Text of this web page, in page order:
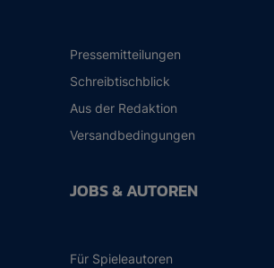
Pressemitteilungen
Schreibtischblick
Aus der Redaktion
Versandbedingungen
JOBS & AUTOREN
Für Spieleautoren